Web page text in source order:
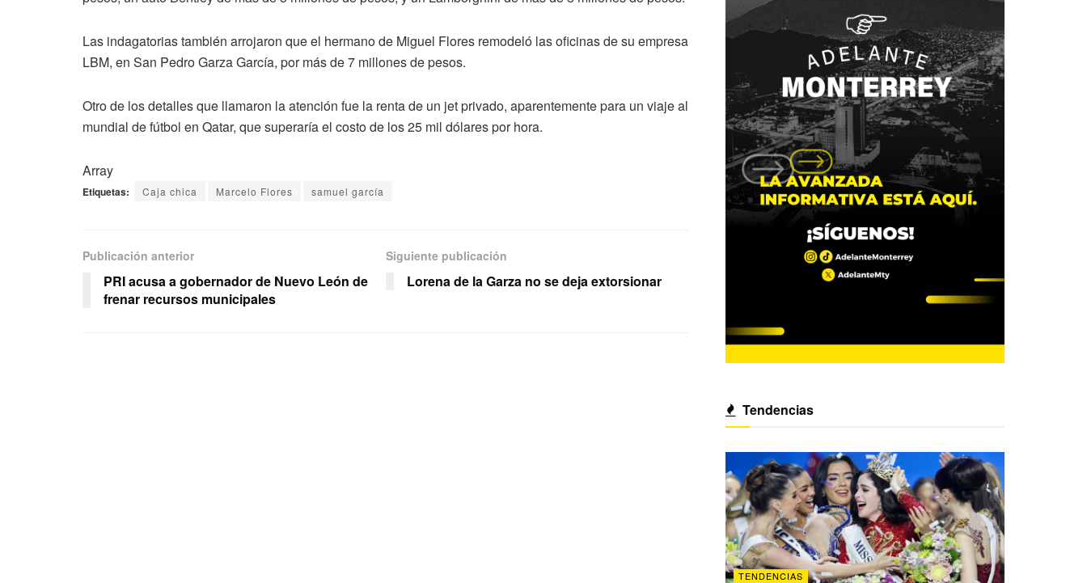
Las indagatorias también arrojaron que el hermano de Miguel Flores remodeló las oficinas de su empresa
LBM, en San Pedro Garza García, por más de 7 millones de pesos.
Otro de los detalles que llamaron la atención fue la renta de un jet privado, aparentemente para un viaje al
mundial de fútbol en Qatar, que superaría el costo de los 25 mil dólares por hora.
Array
Etiquetas: Caja chica Marcelo Flores samuel garcía
Publicación anterior
PRI acusa a gobernador de Nuevo León de
frenar recursos municipales
Siguiente publicación
Lorena de la Garza no se deja extorsionar
Tendencias
TENDENCIAS